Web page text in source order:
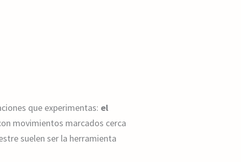
que experimentas: el
movimientos marcados cerca
suelen ser la herramienta